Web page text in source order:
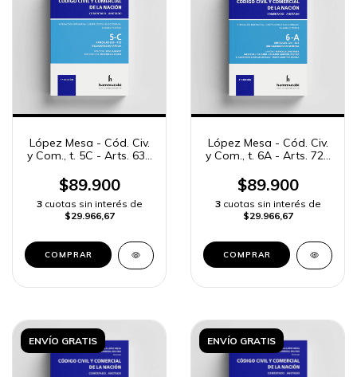
López Mesa - Cód. Civ.
y Com., t. 5C - Arts. 638
$89.900
3 cuotas sin interés de
$29.966,67
COMPRAR
López Mesa - Cód. Civ.
y Com., t. 6A - Arts. 724
$89.900
3 cuotas sin interés de
$29.966,67
COMPRAR
ENVÍO GRATIS ENVÍO GRATIS